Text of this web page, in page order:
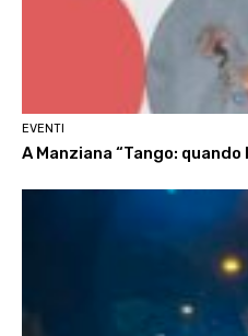
EVENTI
A Manziana “Tango: